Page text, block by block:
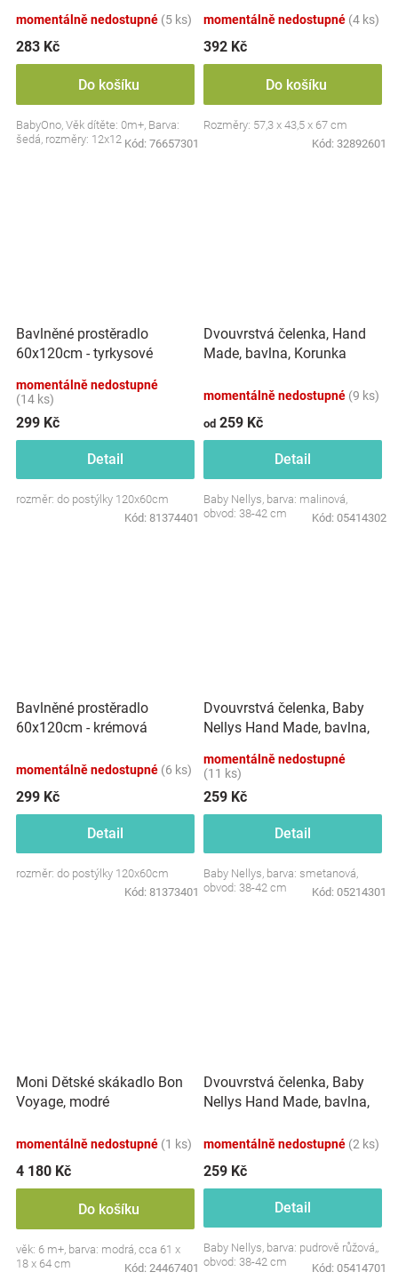
momentálně nedostupné (5 ks)
283 Kč
Do košíku
BabyOno, Věk dítěte: 0m+, Barva:
šedá, rozměry: 12x12 cm.
Kód: 76657301
momentálně nedostupné (4 ks)
392 Kč
Do košíku
Rozměry: 57,3 x 43,5 x 67 cm
Kód: 32892601
Bavlněné prostěradlo
60x120cm - tyrkysové
momentálně nedostupné
(14 ks)
299 Kč
Detail
rozměr: do postýlky 120x60cm
Kód: 81374401
Dvouvrstvá čelenka, Hand
Made, bavlna, Korunka
momentálně nedostupné (9 ks)
od 259 Kč
Detail
Baby Nellys, barva: malinová,
obvod: 38-42 cm
Kód: 05414302
Bavlněné prostěradlo
60x120cm - krémová
momentálně nedostupné (6 ks)
299 Kč
Detail
rozměr: do postýlky 120x60cm
Kód: 81373401
Dvouvrstvá čelenka, Baby
Nellys Hand Made, bavlna,
80/98
momentálně nedostupné
(11 ks)
259 Kč
Detail
Baby Nellys, barva: smetanová,
obvod: 38-42 cm
Kód: 05214301
Moni Dětské skákadlo Bon
Voyage, modré
momentálně nedostupné (1 ks)
4 180 Kč
Do košíku
věk: 6 m+, barva: modrá, cca 61 x
18 x 64 cm
Kód: 24467401
Dvouvrstvá čelenka, Baby
Nellys Hand Made, bavlna,
růžová, 80/98
momentálně nedostupné (2 ks)
259 Kč
Detail
Baby Nellys, barva: pudrově růžová,,
obvod: 38-42 cm
Kód: 05414701